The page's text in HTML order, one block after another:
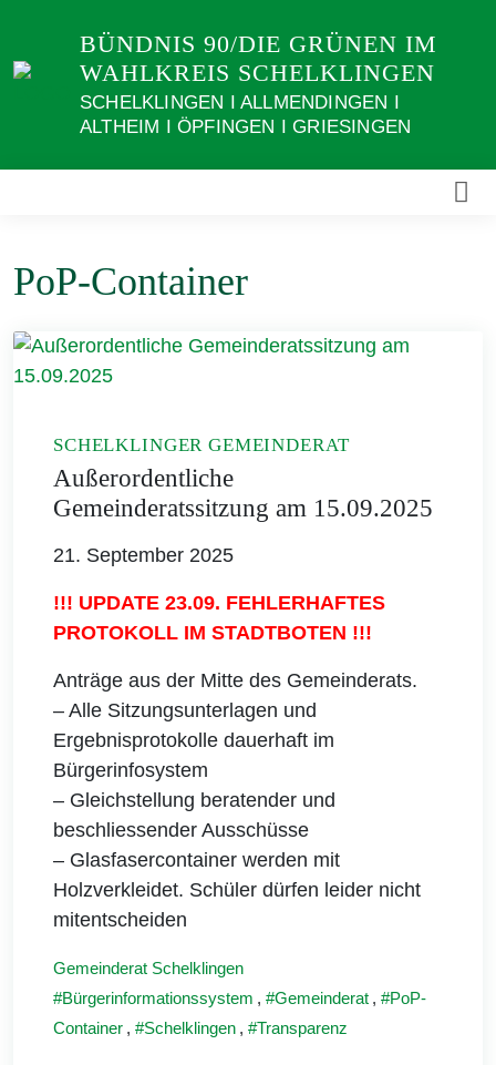
Inhalt
BÜNDNIS 90/DIE GRÜNEN IM
WAHLKREIS SCHELKLINGEN
SCHELKLINGEN I ALLMENDINGEN I
ALTHEIM I ÖPFINGEN I GRIESINGEN
PoP-Container
SCHELKLINGER GEMEINDERAT
Außerordentliche
Gemeinderatssitzung am 15.09.2025
21. September 2025
!!! UPDATE 23.09. FEHLERHAFTES
PROTOKOLL IM STADTBOTEN !!!
Anträge aus der Mitte des Gemeinderats.
– Alle Sitzungsunterlagen und
Ergebnisprotokolle dauerhaft im
Bürgerinfosystem
– Gleichstellung beratender und
beschliessender Ausschüsse
– Glasfasercontainer werden mit
Holzverkleidet. Schüler dürfen leider nicht
mitentscheiden
Gemeinderat Schelklingen
Bürgerinformationssystem , Gemeinderat ,
PoP-
Container , Schelklingen , Transparenz